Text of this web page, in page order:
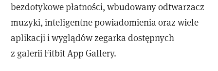
bezdotykowe płatności, wbudowany odtwarzacz
muzyki, inteligentne powiadomienia oraz wiele
aplikacji i wyglądów zegarka dostępnych
z galerii Fitbit App Gallery.